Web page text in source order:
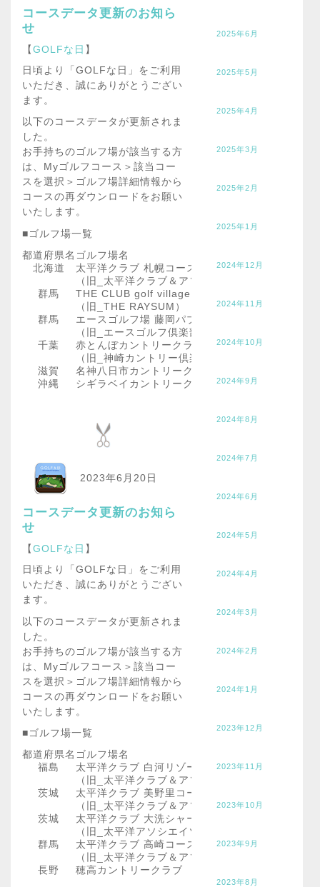
コースデータ更新のお知ら
せ
【GOLFな日 】
日頃より「GOLFな日」をご利用
いただき、誠にありがとうござい
ます。
以下のコースデータが更新されま
した。
お手持ちのゴルフ場が該当する方
は、Myゴルフコース＞該当コー
スを選択＞ゴルフ場詳細情報から
コースの再ダウンロードをお願い
いたします。
■ゴルフ場一覧
都道府県名 ゴルフ場名
北海道
太平洋クラブ 札幌コース
（旧_太平洋クラブ＆アソシエイツ札幌コース）
群馬
THE CLUB golf village
（旧_THE RAYSUM）
群馬
エースゴルフ場 藤岡パブリックコース
（旧_エースゴルフ倶楽部 藤岡コース）
千葉
赤とんぼカントリークラブ 成田空港コース
（旧_神崎カントリー倶楽部）
滋賀
名神八日市カントリークラブ
沖縄
シギラベイカントリークラブ
2023年6月20日
コースデータ更新のお知ら
せ
【GOLFな日 】
日頃より「GOLFな日」をご利用
いただき、誠にありがとうござい
ます。
以下のコースデータが更新されま
した。
お手持ちのゴルフ場が該当する方
は、Myゴルフコース＞該当コー
スを選択＞ゴルフ場詳細情報から
コースの再ダウンロードをお願い
いたします。
■ゴルフ場一覧
都道府県名 ゴルフ場名
福島
太平洋クラブ 白河リゾート
（旧_太平洋クラブ＆アソシエイツ白河リゾート）
茨城
太平洋クラブ 美野里コース
（旧_太平洋クラブ＆アソシエイツ美野里コース）
茨城
太平洋クラブ 大洗シャーウッドコース
（旧_太平洋アソシエイツ大洗シャーウッドコース
群馬
太平洋クラブ 高崎コース
（旧_太平洋クラブ＆アソシエイツ高崎コース）
長野
穂高カントリークラブ
2025年6月
2025年5月
2025年4月
2025年3月
2025年2月
2025年1月
2024年12月
2024年11月
2024年10月
2024年9月
2024年8月
2024年7月
2024年6月
2024年5月
2024年4月
2024年3月
2024年2月
2024年1月
2023年12月
2023年11月
2023年10月
2023年9月
2023年8月